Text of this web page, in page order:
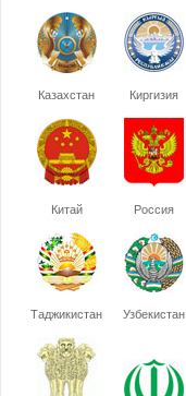
Казахстан Киргизия
Китай Россия
Таджикистан Узбекистан